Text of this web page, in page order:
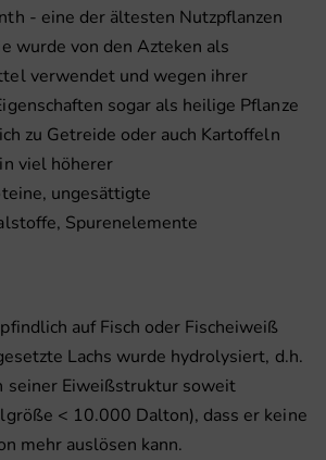
- eine der ältesten Nutzpflanzen
wurde von den Azteken als
verwendet und wegen ihrer
sogar als heilige Pflanze
zu Getreide oder auch Kartoffeln
viel höherer
ungesättigte
Spurenelemente
auf Fisch oder Fischeiweiß
Lachs wurde hydrolysiert, d.h.
seiner Eiweißstruktur soweit
< 10.000 Dalton), dass er keine
mehr auslösen kann.